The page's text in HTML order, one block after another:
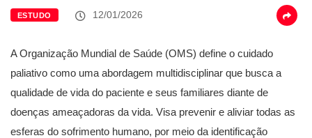
ESTUDO 12/01/2026
A Organização Mundial de Saúde (OMS) define o cuidado
paliativo como uma abordagem multidisciplinar que busca a
qualidade de vida do paciente e seus familiares diante de
doenças ameaçadoras da vida. Visa prevenir e aliviar todas as
esferas do sofrimento humano, por meio da identificação